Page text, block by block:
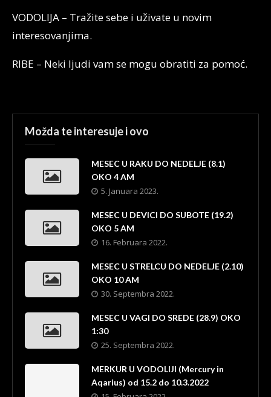
VODOLIJA – Tražite sebe i uživate u novim
interesovanjima.
RIBE – Neki ljudi vam se mogu obratiti za pomoć.
Možda te interesuje i ovo
MESEC U RAKU DO NEDELJE (8.1)
OKO 4 AM
5. Januara 2023.
MESEC U DEVICI DO SUBOTE (19.2)
OKO 5 AM
16. Februara 2022.
MESEC U STRELCU DO NEDELJE (2.10)
OKO 10 AM
30. Septembra 2022.
MESEC U VAGI DO SREDE (28.9) OKO
1:30
25. Septembra 2022.
MERKUR U VODOLIJI (Mercury in
Aqarius) od 15.2 do 10.3.2022